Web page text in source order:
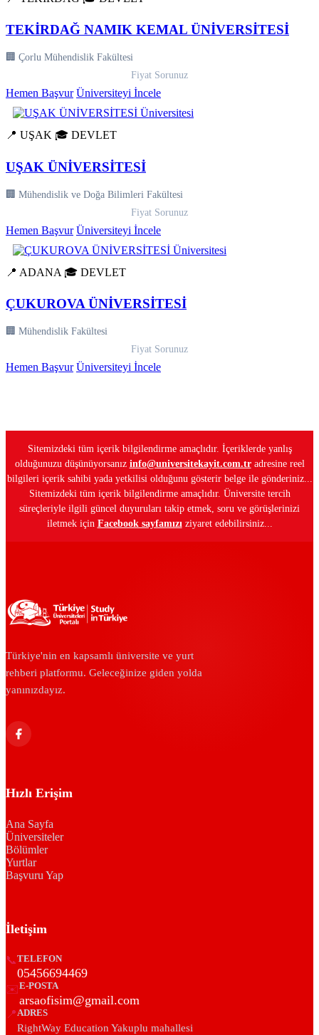
TEKİRDAĞ NAMIK KEMAL ÜNİVERSİTESİ
🏢 Çorlu Mühendislik Fakültesi
Fiyat Sorunuz
Hemen Başvur Üniversiteyi İncele
📍 UŞAK 🎓 DEVLET
UŞAK ÜNİVERSİTESİ
🏢 Mühendislik ve Doğa Bilimleri Fakültesi
Fiyat Sorunuz
Hemen Başvur Üniversiteyi İncele
📍 ADANA 🎓 DEVLET
ÇUKUROVA ÜNİVERSİTESİ
🏢 Mühendislik Fakültesi
Fiyat Sorunuz
Hemen Başvur Üniversiteyi İncele
Sitemizdeki tüm içerik bilgilendirme amaçlıdır. İçeriklerde yanlış
olduğunuzu düşünüyorsanız info@universitekayit.com.tradresine reel
bilgileri içerik sahibi yada yetkilisi olduğunu gösterir belge ile gönderiniz...
Sitemizdeki tüm içerik bilgilendirme amaçlıdır. Üniversite tercih
süreçleriyle ilgili güncel duyuruları takip etmek, soru ve görüşlerinizi
iletmek için Facebook sayfamızı ziyaret edebilirsiniz...
Türkiye'nin en kapsamlı üniversite ve yurt
rehberi platformu. Geleceğinize giden yolda
yanınızdayız.
Hızlı Erişim
Ana Sayfa
Üniversiteler
Bölümler
Yurtlar
Başvuru Yap
İletişim
📞TELEFON
05456694469
✉️E-POSTA
arsaofisim@gmail.com
📍ADRES
RightWay Education Yakuplu mahallesi